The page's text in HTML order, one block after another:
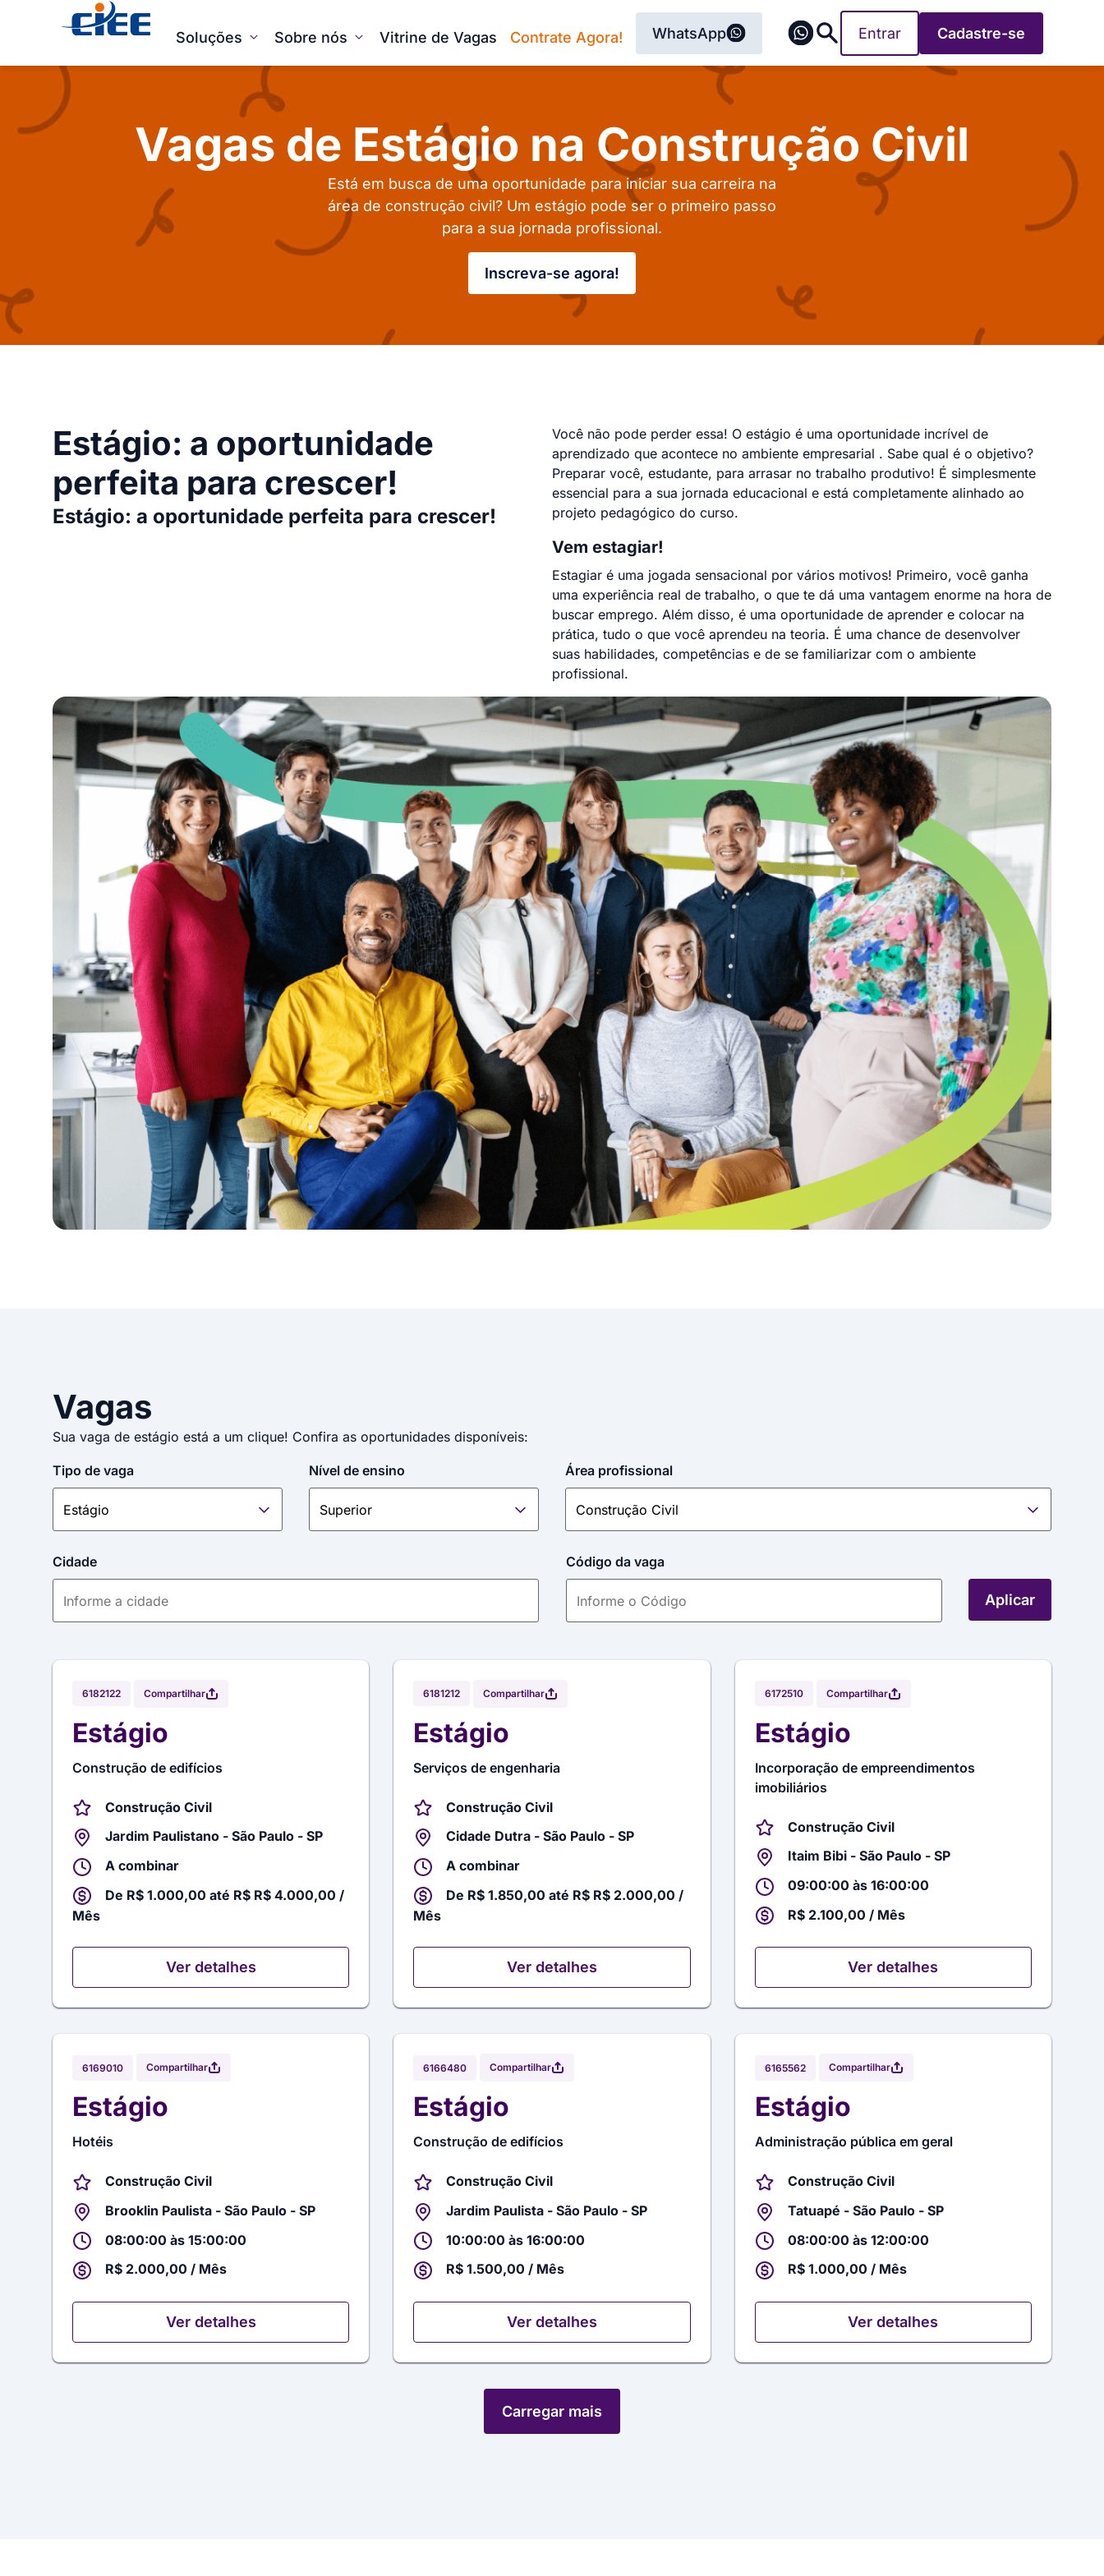
Soluções Sobre nós Vitrine de Vagas Contrate Agora! WhatsApp Entrar Cadastre-se
Vagas de Estágio na Construção Civil
Está em busca de uma oportunidade para iniciar sua carreira na
área de construção civil? Um estágio pode ser o primeiro passo
para a sua jornada profissional.
Inscreva-se agora!
Estágio: a oportunidade
perfeita para crescer!
Estágio: a oportunidade perfeita para crescer!
Você não pode perder essa! O estágio é uma oportunidade incrível de
aprendizado que acontece no ambiente empresarial . Sabe qual é o objetivo?
Preparar você, estudante, para arrasar no trabalho produtivo! É simplesmente
essencial para a sua jornada educacional e está completamente alinhado ao
projeto pedagógico do curso.
Vem estagiar!
Estagiar é uma jogada sensacional por vários motivos! Primeiro, você ganha
uma experiência real de trabalho, o que te dá uma vantagem enorme na hora de
buscar emprego. Além disso, é uma oportunidade de aprender e colocar na
prática, tudo o que você aprendeu na teoria. É uma chance de desenvolver
suas habilidades, competências e de se familiarizar com o ambiente
profissional.
Vagas
Sua vaga de estágio está a um clique! Confira as oportunidades disponíveis:
Tipo de vaga Nível de ensino Área profissional
Cidade Código da vaga
Aplicar
6182122 Compartilhar
Estágio
Construção de edifícios
Construção Civil
Jardim Paulistano - São Paulo - SP
A combinar
De R$ 1.000,00 até R$ R$ 4.000,00 /
Mês
Ver detalhes
6181212 Compartilhar
Estágio
Serviços de engenharia
Construção Civil
Cidade Dutra - São Paulo - SP
A combinar
De R$ 1.850,00 até R$ R$ 2.000,00 /
Mês
Ver detalhes
6172510 Compartilhar
Estágio
Incorporação de empreendimentos
imobiliários
Construção Civil
Itaim Bibi - São Paulo - SP
09:00:00 às 16:00:00
R$ 2.100,00 / Mês
Ver detalhes
6169010 Compartilhar
Estágio
Hotéis
Construção Civil
Brooklin Paulista - São Paulo - SP
08:00:00 às 15:00:00
R$ 2.000,00 / Mês
Ver detalhes
6166480 Compartilhar
Estágio
Construção de edifícios
Construção Civil
Jardim Paulista - São Paulo - SP
10:00:00 às 16:00:00
R$ 1.500,00 / Mês
Ver detalhes
6165562 Compartilhar
Estágio
Administração pública em geral
Construção Civil
Tatuapé - São Paulo - SP
08:00:00 às 12:00:00
R$ 1.000,00 / Mês
Ver detalhes
Carregar mais